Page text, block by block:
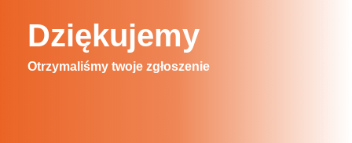
Dziękujemy
Otrzymaliśmy twoje zgłoszenie